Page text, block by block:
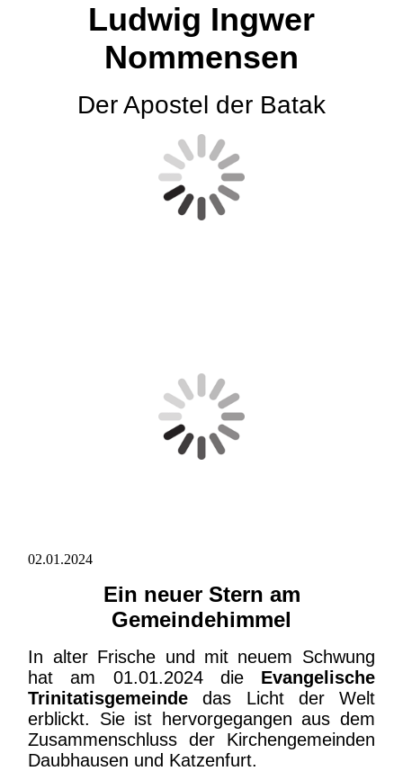
Ludwig Ingwer
Nommensen
Der Apostel der Batak
02.01.2024
Ein neuer Stern am
Gemeindehimmel
In alter Frische und mit neuem Schwung
hat am 01.01.2024 die Evangelische
Trinitatisgemeinde das Licht der Welt
erblickt. Sie ist hervorgegangen aus dem
Zusammenschluss der Kirchengemeinden
Daubhausen und Katzenfurt.